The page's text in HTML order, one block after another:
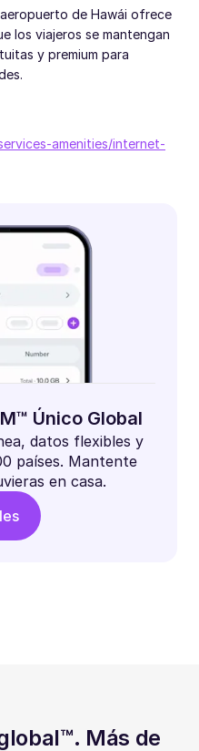
de Hawái ofrece
los viajeros se mantengan
y premium para
amenities/internet-
Único Global
datos flexibles y
países. Mantente
en casa.
Más de